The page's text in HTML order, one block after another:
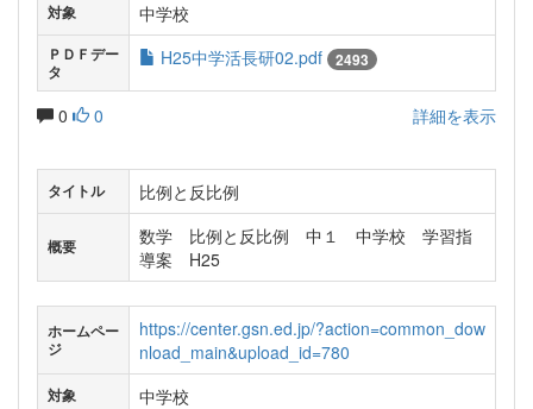
対象 中学校
ＰＤＦデー
タ
H25中学活長研02.pdf 2493
0 0 詳細を表示
タイトル 比例と反比例
概要
数学 比例と反比例 中１ 中学校 学習指
導案 H25
ホームペー
ジ
https://center.gsn.ed.jp/?action=common_dow
nload_main&upload_id=780
対象 中学校